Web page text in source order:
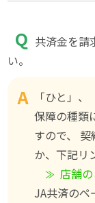
共済金を請
い。
「ひと」
保障の種類
すので、
か、下記リ
店舗
JA共済のペ